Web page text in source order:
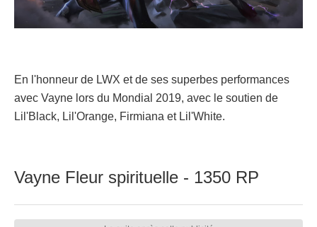
En l'honneur de LWX et de ses superbes performances
avec Vayne lors du Mondial 2019, avec le soutien de
Lil'Black, Lil'Orange, Firmiana et Lil'White.
Vayne Fleur spirituelle - 1350 RP